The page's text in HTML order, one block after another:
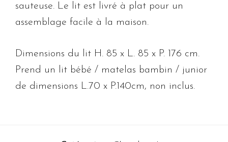
sauteuse. Le lit est livré à plat pour un
assemblage facile à la maison.
Dimensions du lit H. 85 x L. 85 x P. 176 cm.
Prend un lit bébé / matelas bambin / junior
de dimensions L.70 x P.140cm, non inclus.